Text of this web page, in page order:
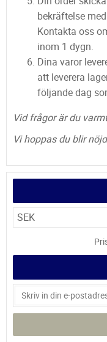
bekräftelse
Kontakta oss
inom 1 dygn.
Dina varor
att leverera
följande dag
Vid frågor är du
Vi hoppas du blir